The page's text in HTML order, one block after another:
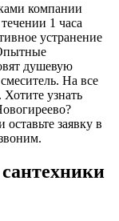
компании
1 часа
устранение
душевую
На все
Хотите узнать
заявку в